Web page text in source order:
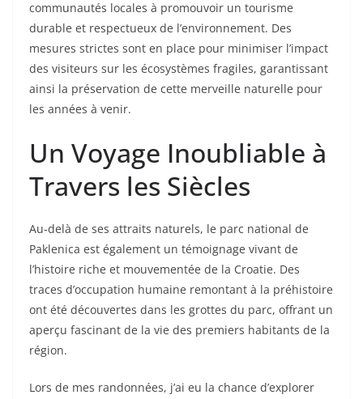
communautés locales à promouvoir un tourisme
durable et respectueux de l’environnement. Des
mesures strictes sont en place pour minimiser l’impact
des visiteurs sur les écosystèmes fragiles, garantissant
ainsi la préservation de cette merveille naturelle pour
les années à venir.
Un Voyage Inoubliable à
Travers les Siècles
Au-delà de ses attraits naturels, le parc national de
Paklenica est également un témoignage vivant de
l’histoire riche et mouvementée de la Croatie. Des
traces d’occupation humaine remontant à la préhistoire
ont été découvertes dans les grottes du parc, offrant un
aperçu fascinant de la vie des premiers habitants de la
région.
Lors de mes randonnées, j’ai eu la chance d’explorer